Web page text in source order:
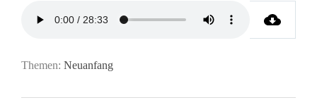
Themen: Neuanfang